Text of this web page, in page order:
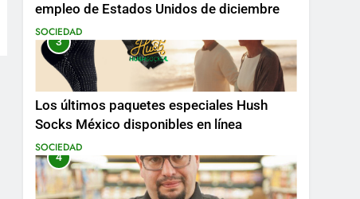
empleo de Estados Unidos de diciembre
SOCIEDAD
3
Los últimos paquetes especiales Hush
Socks México disponibles en línea
SOCIEDAD
4